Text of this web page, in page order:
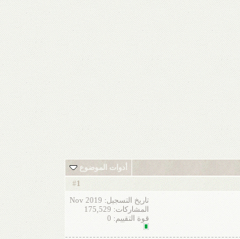
أدوات الموضوع
1
تاريخ التسجيل: Nov 2019
المشاركات: 175,529
قوة التقييم: 0